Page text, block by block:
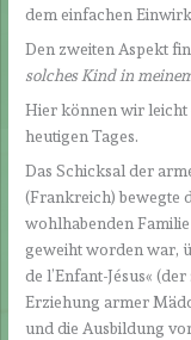
dem einfachen
Den zweiten Aspekt
solches Kind in
Hier können wir leicht
heutigen Tages.
Das Schicksal der
(Frankreich) bewegte
wohlhabenden
geweiht worden war,
de l’Enfant-Jésus«
Erziehung armer
und die Ausbildung